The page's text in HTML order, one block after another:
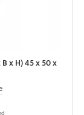
x H) 45 x 50 x